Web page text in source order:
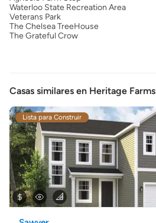
Waterloo State Recreation Area
Veterans Park
The Chelsea TreeHouse
The Grateful Crow
Casas similares en Heritage Farms
Lista para Construir